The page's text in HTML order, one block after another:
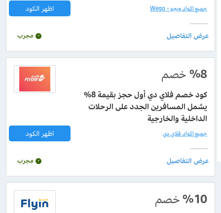
اظهر الكود جميع اكواد ويجو - Wego
مجرب
%8خصم
كود خصم فلاي دي أول حجز بقيمة 8%
يشمل المسافرين الجدد على الرحلات
الداخلية والخارجية
اظهر الكود جميع اكواد فلاي دي
مجرب
%10خصم